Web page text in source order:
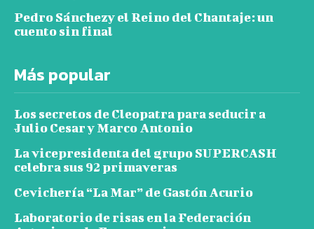
Pedro Sánchezy el Reino del Chantaje: un
cuento sin final
Más popular
Los secretos de Cleopatra para seducir a
Julio Cesar y Marco Antonio
La vicepresidenta del grupo SUPERCASH
celebra sus 92 primaveras
Cevichería “La Mar” de Gastón Acurio
Laboratorio de risas en la Federación